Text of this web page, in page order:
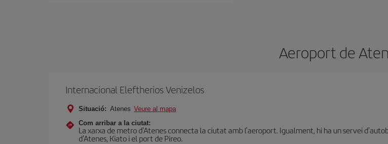
Aeroport de
Internacional Eleftherios Venizelos
Situació: Atenes Veure al mapa
Com arribar a la ciutat:
La xarxa de metro d'Atenes connecta la ciutat amb l'aeroport. Igualment, hi ha un servei
d'Atenes, Kiato i el port de Pireo.